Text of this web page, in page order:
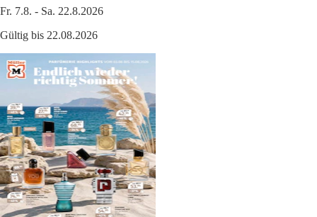
Fr. 7.8. - Sa. 22.8.2026
Gültig bis 22.08.2026